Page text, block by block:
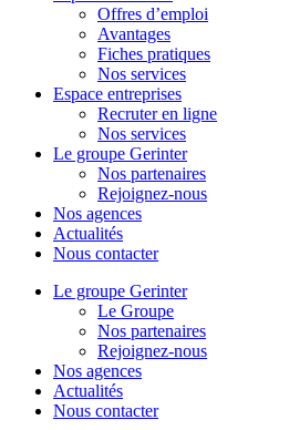
Offres d’emploi
Avantages
Fiches pratiques
Nos services
Espace entreprises
Recruter en ligne
Nos services
Le groupe Gerinter
Nos partenaires
Rejoignez-nous
Nos agences
Actualités
Nous contacter
Le groupe Gerinter
Le Groupe
Nos partenaires
Rejoignez-nous
Nos agences
Actualités
Nous contacter